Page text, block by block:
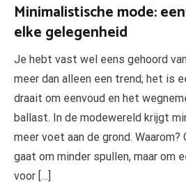
Minimalistische mode:
elke gelegenheid
Je hebt vast wel eens gehoord
meer dan alleen een trend; het is
draait om eenvoud en het
ballast. In de modewereld krijgt
meer voet aan de grond.
gaat om minder spullen, maar om
voor […]